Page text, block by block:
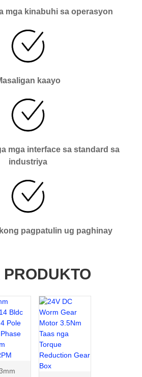
mga kinabuhi sa operasyon
kaayo
mga interface sa standard sa
industriya
pagpatulin ug paghinay
PRODUKTO